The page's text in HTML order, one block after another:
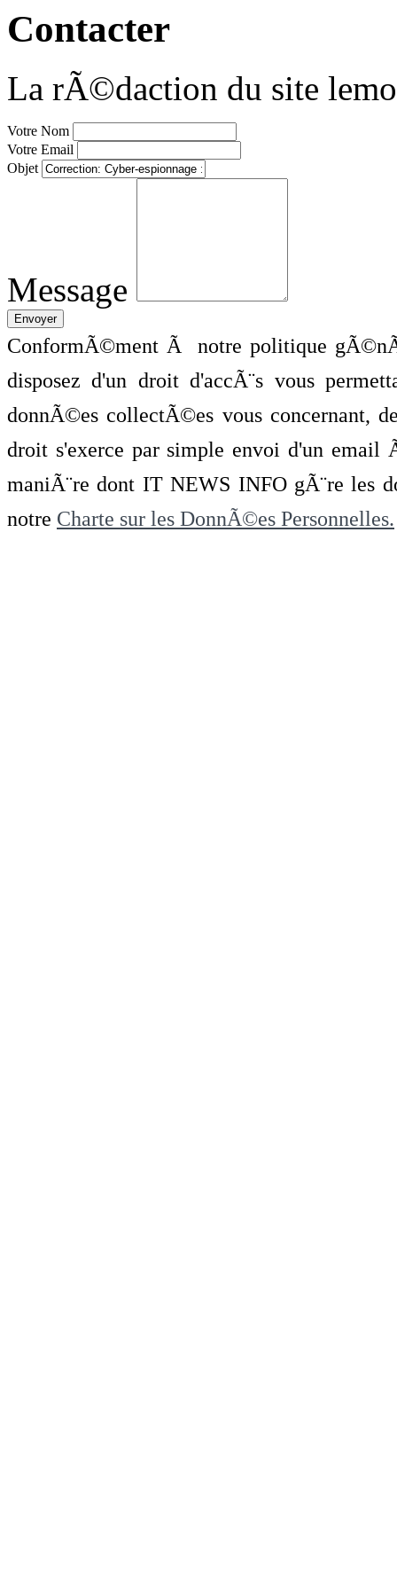
Contacter
La rÃ©daction du site
Votre Nom
Votre Email
Objet
Message
ConformÃ©ment Ã notre politique
disposez d'un droit d'accÃ¨s vous
donnÃ©es collectÃ©es vous concernant,
droit s'exerce par simple envoi d'un
maniÃ¨re dont IT NEWS INFO gÃ¨re les
notre Charte sur les DonnÃ©es Personnelles.